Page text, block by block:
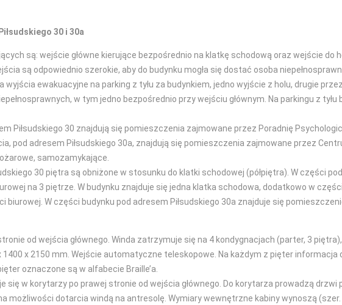
30 i 30a
są: wejście główne kierujące bezpośrednio na klatkę schodową oraz wejście do
są odpowiednio szerokie, aby do budynku mogła się dostać osoba
ewakuacyjne na parking z tyłu za budynkiem, jedno wyjście z holu, drugie
w tym jedno bezpośrednio przy wejściu głównym. Na parkingu z
Piłsudskiego 30 znajdują się pomieszczenia zajmowane przez Poradnię
pod adresem Piłsudskiego 30a, znajdują się pomieszczenia zajmowane przez
samozamykające.
30 piętra są obniżone w stosunku do klatki schodowej (półpiętra). W części
na 3 piętrze. W budynku znajduje się jedna klatka schodowa, dodatkowo w
W części budynku pod adresem Piłsudskiego 30a znajduje się
od wejścia głównego. Winda zatrzymuje się na 4 kondygnacjach (parter, 3
x 2150 mm. Wejście automatyczne teleskopowe. Na każdym z pięter
oznaczone są w alfabecie Braille’a.
się w korytarzy po prawej stronie od wejścia głównego. Do korytarza prowadzą
możliwości dotarcia windą na antresolę. Wymiary wewnętrzne kabiny wynoszą (szer.